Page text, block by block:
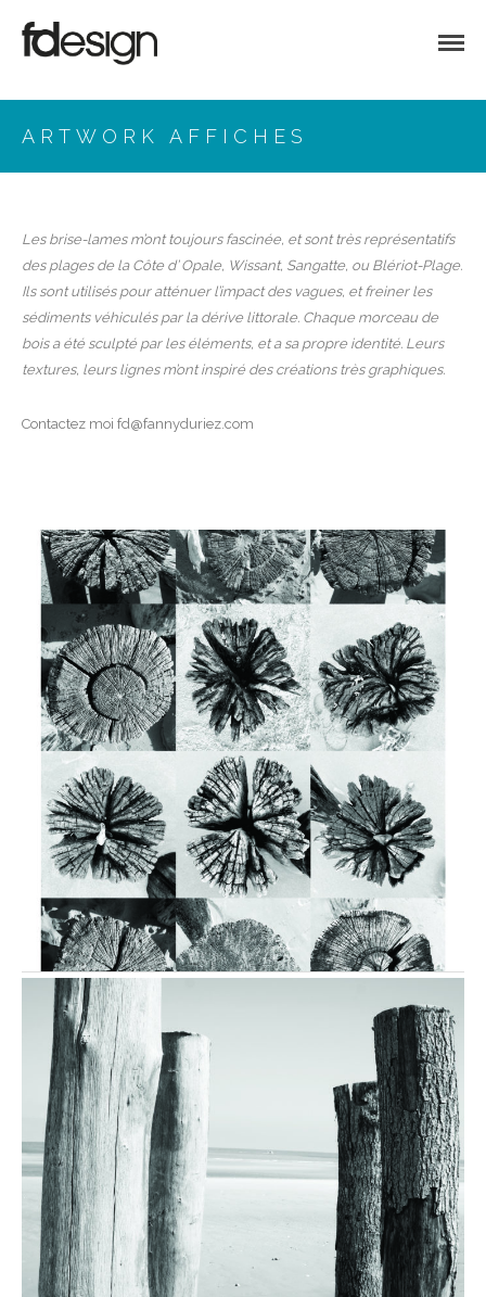
QUI SUIS-JE?
DESIGN ESPACE
CONTACT
Connexion
Flux des publications
Flux des commentaires
Site de WordPress-FR
ARTWORK AFFICHES
Les brise-lames m’ont toujours fascinée, etsont très représentatifs
des plages de la Côte d’ Opale, Wissant, Sangatte, ou Blériot-Plage.
Ils sont utilisés pour atténuer l’impact des vagues, et freiner les
sédiments véhiculés par la dérive littorale. Chaque morceau de
bois a été sculpté par les éléments, et a sa propre identité. Leurs
textures, leurs lignes m’ont inspiré des créations très graphiques.
Contactez moi fd@fannyduriez.com